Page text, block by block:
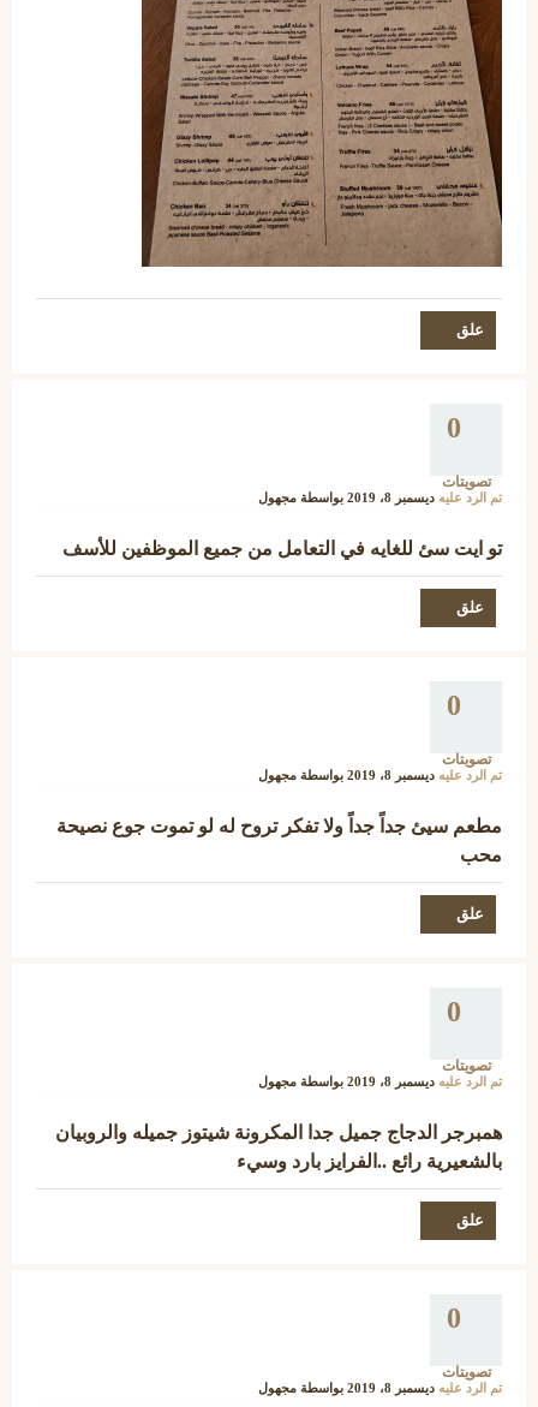
0
تصويتات
تم الرد عليه ديسمبر 8، 2019 بواسطة مجهول
تو ايت سئ للغايه في التعامل من جميع الموظفين للأسف
0
تصويتات
تم الرد عليه ديسمبر 8، 2019 بواسطة مجهول
مطعم سيئ جداً جداً ولا تفكر تروح له لو تموت جوع نصيحة
محب
0
تصويتات
تم الرد عليه ديسمبر 8، 2019 بواسطة مجهول
همبرجر الدجاج جميل جدا المكرونة شيتوز جميله والروبيان
بالشعيرية رائع ..الفرايز بارد وسيء
0
تصويتات
تم الرد عليه ديسمبر 8، 2019 بواسطة مجهول